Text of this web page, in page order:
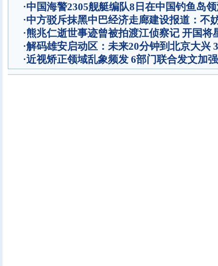
·中国海警2305舰艇编队8日在中国钓鱼岛
·中方驳斥抹黑中巴经济走廊建设报道：不
·熊兆仁逝世事迹曾被拍渡江侦察记 开国将
·解码雄安启动区：未来20分钟到北京大兴
·近视矫正领域乱象频发 6部门联合发文加